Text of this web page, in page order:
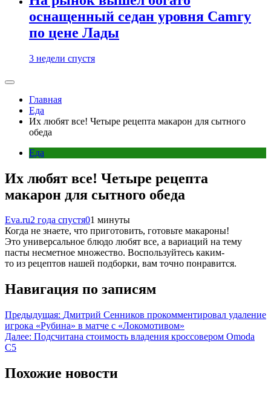
оснащенный седан уровня Camry
по цене Лады
3 недели спустя
Главная
Еда
Их любят все! Четыре рецепта макарон для сытного
обеда
Еда
Их любят все! Четыре рецепта
макарон для сытного обеда
Eva.ru2 года спустя01 минуты
Когда не знаете, что приготовить, готовьте макароны!
Это универсальное блюдо любят все, а вариаций на тему
пасты несметное множество. Воспользуйтесь каким-
то из рецептов нашей подборки, вам точно понравится.
Навигация по записям
Предыдущая: Дмитрий Сенников прокомментировал удаление
игрока «Рубина» в матче с «Локомотивом»
Далее: Подсчитана стоимость владения кроссовером Omoda
C5
Похожие новости